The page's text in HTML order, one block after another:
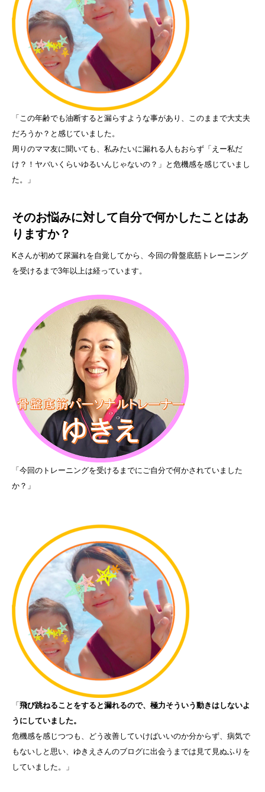
「この年齢でも油断すると漏らすような事があり、このままで大丈夫
だろうか？と感じていました。
周りのママ友に聞いても、私みたいに漏れる人もおらず「えー私だ
け？！ヤバいくらいゆるいんじゃないの？」と危機感を感じていまし
た。」
そのお悩みに対して自分で何かしたことはあ
りますか？
Kさんが初めて尿漏れを自覚してから、今回の骨盤底筋トレーニング
を受けるまで3年以上は経っています。
「今回のトレーニングを受けるまでにご自分で何かされていました
か？」
「飛び跳ねることをすると漏れるので、極力そういう動きはしないよ
うにしていました。
危機感を感じつつも、どう改善していけばいいのか分からず、病気で
もないしと思い、ゆきえさんのブログに出会うまでは見て見ぬふりを
していました。」